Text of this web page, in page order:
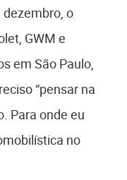
dezembro, o
GWM e
em São Paulo,
“pensar na
Para onde eu
no